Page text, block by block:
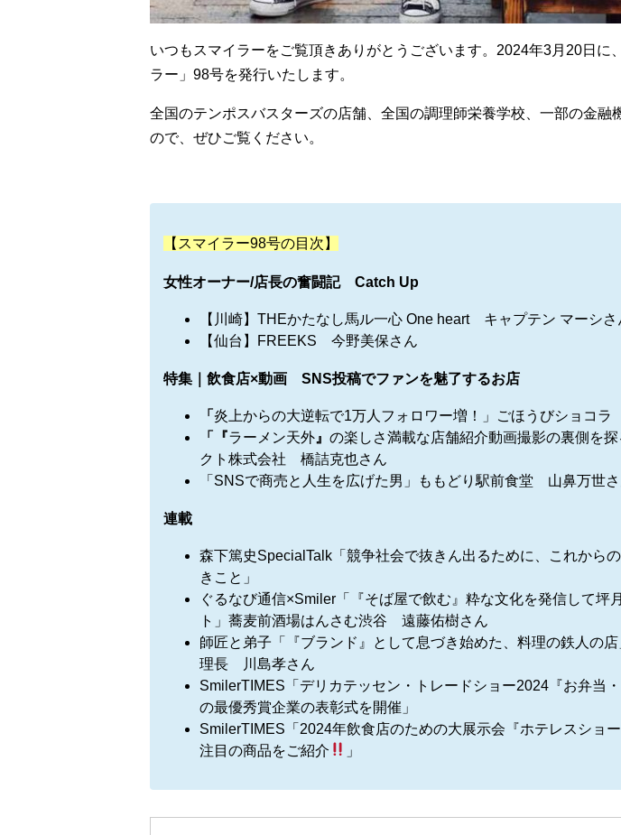
いつもスマイラーをご覧頂きありがとうございます。2024年3月20日に
ラー」98号を発行いたします。
全国のテンポスバスターズの店舗、全国の調理師栄養学校、一部の金融
ので、ぜひご覧ください。
【スマイラー98号の目次】
女性オーナー/店長の奮闘記 Catch Up
【川崎】THEかたなし馬ル一心 One heart キャプテン マーシさ
【仙台】FREEKS 今野美保さん
特集｜飲食店×動画 SNS投稿でファンを魅了するお店
「 炎上からの大逆転で1万人フォロワー増！」ごほうびショコ
「『ラーメン天外 』 の楽しさ満載な店舗紹介動画撮影の裏側を
クト株式会社 橋詰克也さん
「SNSで商売と人生を広げた男」ももどり駅前食堂 山鼻万世
連載
森下篤史SpecialTalk「競争社会で抜きん出るために、これから
きこと」
ぐるなび通信×Smiler「『そば屋で飲む』粋な文化を発信して坪
ト」蕎麦前酒場はんさむ渋谷 遠藤佑樹さん
師匠と弟子「『ブランド』として息づき始めた、料理の鉄人の
理長 川島孝さん
SmilerTIMES「デリカテッセン・トレードショー2024『お弁当・
の最優秀賞企業の表彰式を開催」
SmilerTIMES「2024年飲食店のための大展示会『ホテレスショー
注目の商品をご紹介
」